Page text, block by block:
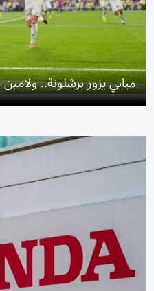
مبابي يزور برشلونة..